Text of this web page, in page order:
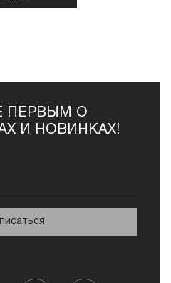
ПЕРВЫМ О
И НОВИНКАХ!